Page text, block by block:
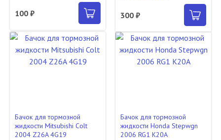
100 ₽ 300 ₽
Бачок для тормозной
жидкости Mitsubishi Colt
2004 Z26A 4G19
Бачок для тормозной
жидкости Honda Stepwgn
2006 RG1 K20A